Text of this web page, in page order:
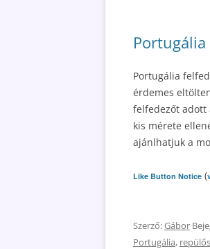
Portugália
Portugália
érdemes
felfedezőt adott
kis mérete
ajánlhatjuk a
Like Button Notice (
Szerző:Gábor
Portugália,